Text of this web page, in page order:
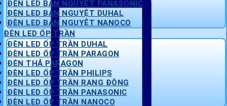
ĐÈN LED BÁN NGUYỆT PANASONIC
ĐÈN LED BÁN NGUYỆT DUHAL
ĐÈN LED BÁN NGUYỆT NANOCO
ĐÈN LED ỐP TRẦN
ĐÈN LED ỐP TRẦN DUHAL
ĐÈN LED ỐP TRẦN PARAGON
ĐÈN THẢ PARAGON
ĐÈN LED ỐP TRẦN PHILIPS
ĐÈN LED ỐP TRẦN RẠNG ĐÔNG
ĐÈN LED ỐP TRẦN PANASONIC
ĐÈN LED ỐP TRẦN NANOCO